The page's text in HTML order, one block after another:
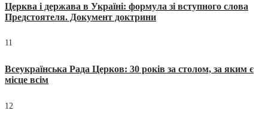
Церква і держава в Україні: формула зі вступного слова
Предстоятеля. Документ доктрини
11
Всеукраїнська Рада Церков: 30 років за столом, за яким є
місце всім
12